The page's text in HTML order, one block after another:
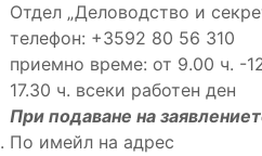
Отдел „Деловодство и
телефон: +3592 80 56 310
приемно време: от 9.00 ч. -
17.30 ч. всеки работен ден
При подаване на
По имейл на адрес